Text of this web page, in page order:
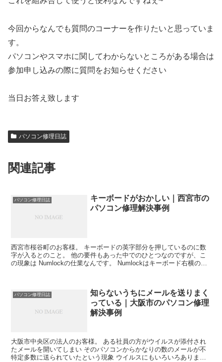
今回からなんでも質問のコーナーを作りたいと思っていま
す。
パソコンやスマホに関してわからないところがある場合は
参加申し込みの際に質問をお知らせください
当日お答え致します
パソコン修理日誌
関連記事
パソコン修理日誌
キーボードがおかしい｜西宮市の
パソコン修理解決事例
西宮市桜谷町のお客様。 キーボードの英字部分を押しているのに数
字が入るとのこと。 他の要件もあった中でのひとつなのですが、こ
の現象は Numlockの仕業なんです。 Numlockはキーボード右横のテ
パソコン修理日誌
知らないうちにメールを送りまく
っている｜大阪市のパソコン修理
解決事例
大阪市中央区の法人のお客様。 ある社員の方がウイルスが添付され
たメールを開いてしまい そのパソコンからかなりの数のメールが不
特定多数に送られていたという現象 ウイルスにもいろいろありまし